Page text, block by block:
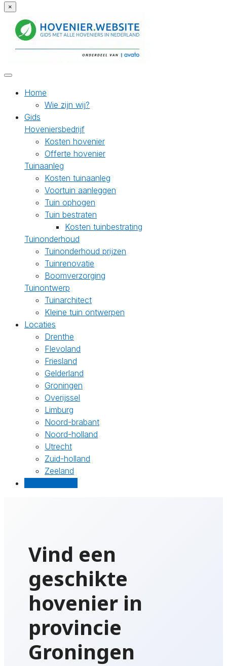
×
Home
Wie zijn wij?
Gids
Hoveniersbedrijf
Kosten hovenier
Offerte hovenier
Tuinaanleg
Kosten tuinaanleg
Voortuin aanleggen
Tuin ophogen
Tuin bestraten
Kosten tuinbestrating
Tuinonderhoud
Tuinonderhoud prijzen
Tuinrenovatie
Boomverzorging
Tuinontwerp
Tuinarchitect
Kleine tuin ontwerpen
Locaties
Drenthe
Flevoland
Friesland
Gelderland
Groningen
Overijssel
Limburg
Noord-brabant
Noord-holland
Utrecht
Zuid-holland
Zeeland
Vind een
geschikte
hovenier in
provincie
Groningen